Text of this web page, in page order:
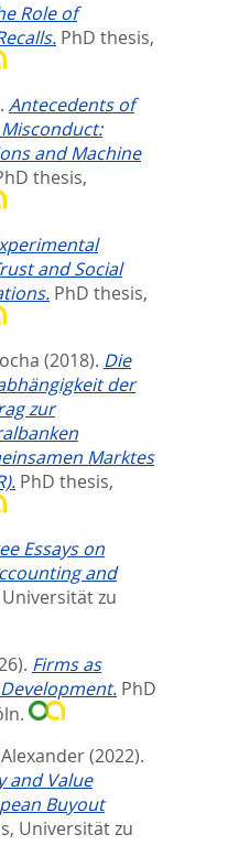
Role of
PhD thesis,
Antecedents of
and Machine
thesis,
and Social
PhD thesis,
(2018). Die
der
zur
Marktes
PhD thesis,
Essays on
and
zu
Firms as
PhD
(2022).
and Value
Buyout
Universität zu